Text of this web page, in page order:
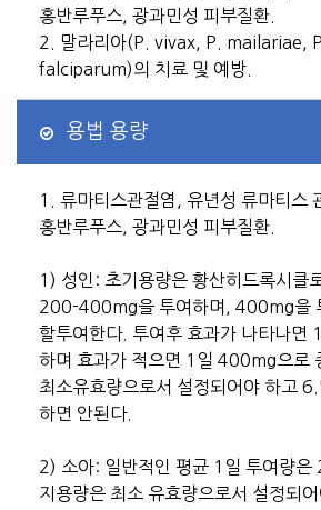
홍반루푸스, 광과민성 피부질환.
2. 말라리아(P. vivax, P. mailariae,
falciparum)의 치료 및 예방.
용법 용량
1. 류마티스관절염, 유년성 류마티스
홍반루푸스, 광과민성 피부질환.
1) 성인: 초기용량은 황산히드록시클
200-400mg을 투여하며, 400mg을
할투여한다. 투여후 효과가 나타나면
하며 효과가 적으면 1일 400mg으로
최소유효량으로서 설정되어야 하고
하면 안된다.
2) 소아: 일반적인 평균 1일 투여량
지용량은 최소 유효량으로서 설정되